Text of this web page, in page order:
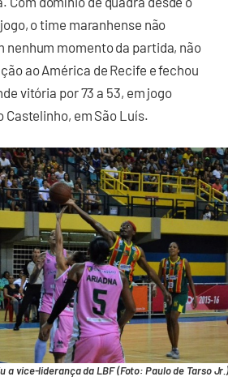
o time maranhense não
nenhum momento da partida, não
ao América de Recife e fechou
vitória por 73 a 53, em jogo
Castelinho, em São Luís.
a vice-liderança da LBF (Foto: Paulo de Tarso